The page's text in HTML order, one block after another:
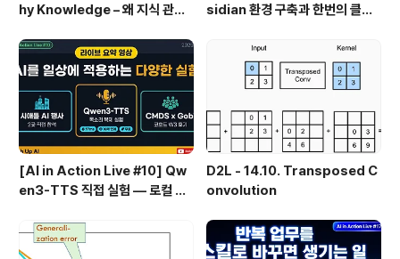
hy Knowledge – 왜 지식 관리
보에서 지식으로의 전환, 🛠️ 지식
관리 실패 패턴과 극복
sidian 환경 구축과 한번의 클릭
(Web Clipper)
[AI in Action Live #10] Qw
en3-TTS 직접 실험 — 로컬 설
D2L - 14.10. Transposed C
onvolution